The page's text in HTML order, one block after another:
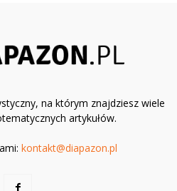
na którym znajdziesz wiele
artykułów.
kontakt@diapazon.pl